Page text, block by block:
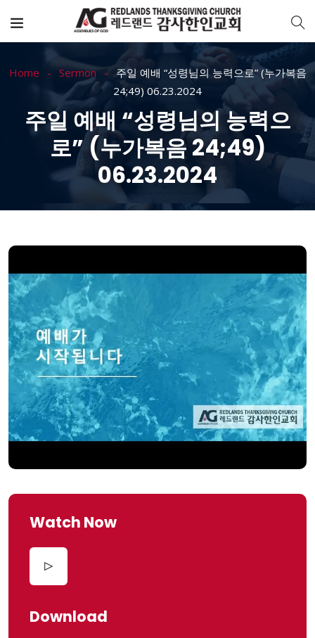
Home Sermon
주일 예배 “성령님의 능력으로” (누가복음
24;49) 06.23.2024
주일 예배 “성령님의 능력으
로” (누가복음 24;49)
06.23.2024
Watch Now
Download